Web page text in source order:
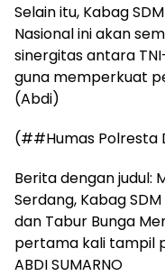
Selain itu, Kabag
Nasional ini akan
sinergitas antara
guna memperkuat
(Abdi)
(##Humas Polresta
Berita dengan judul:
Serdang, Kabag
dan Tabur Bunga
pertama kali tampil
ABDI SUMARNO